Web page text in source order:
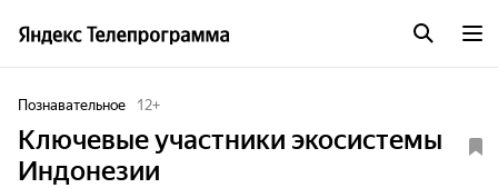
Познавательное 12+
Ключевые участники экосистемы
Индонезии